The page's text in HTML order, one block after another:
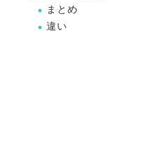
まとめ
違い